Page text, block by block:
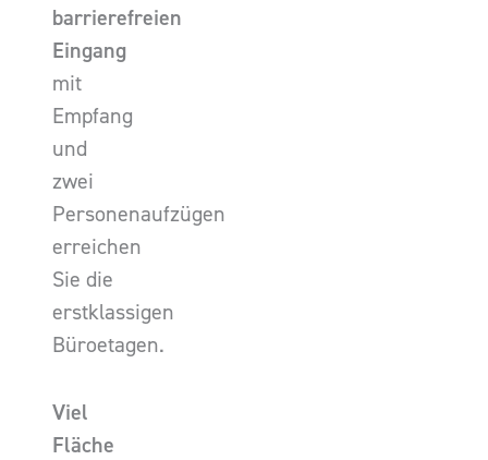
barrierefreien
Eingang
mit
Empfang
und
zwei
Personenaufzügen
erreichen
Sie die
erstklassigen
Büroetagen.
Viel
Fläche